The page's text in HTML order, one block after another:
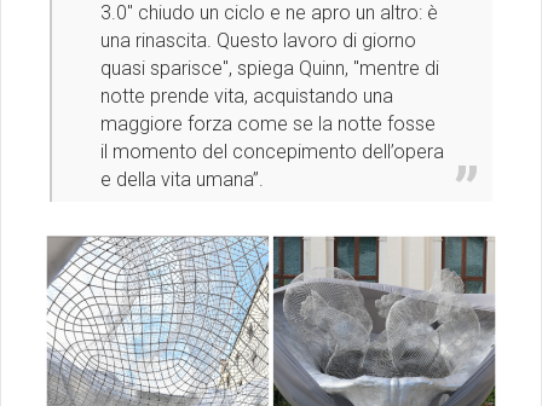
3.0" chiudo un ciclo e ne apro un altro: è
una rinascita. Questo lavoro di giorno
quasi sparisce", spiega Quinn, "mentre di
notte prende vita, acquistando una
maggiore forza come se la notte fosse
il momento del concepimento dell’opera
e della vita umana”.